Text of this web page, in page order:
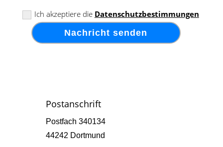
Ich akzeptiere die Datenschutzbestimmungen
Nachricht senden
Postanschrift
Postfach 340134
44242 Dortmund